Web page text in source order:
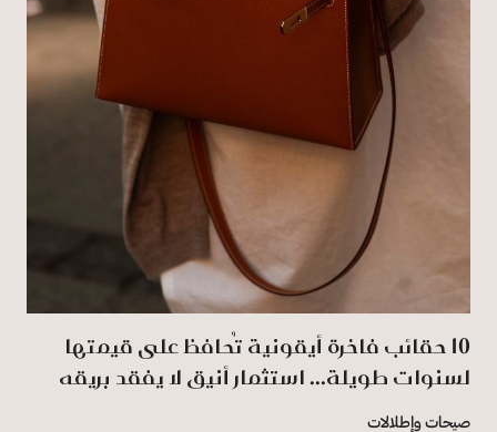
‏10‏‎ ‎حقائب فاخرة أيقونية تُحافظ على قيمتها
لسنوات طويلة... استثمار أنيق لا يفقد بريقه
صيحات وإطلالات